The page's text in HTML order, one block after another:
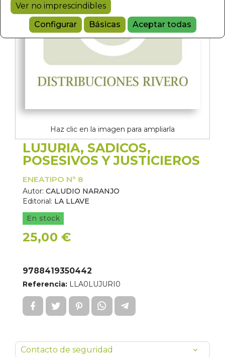
Ver no imprescindibles
Configurar
Básicas Aceptar todas
Haz clic en la imagen para ampliarla
LUJURIA, SADICOS,
POSESIVOS Y JUSTICIEROS
ENEATIPO Nº 8
Autor: CALUDIO NARANJO
Editorial: LA LLAVE
En stock
25,00 €
9788419350442
Referencia: LLA0LUJURI0
Contacto de seguridad